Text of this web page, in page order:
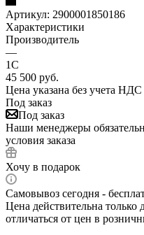
Артикул: 2900001850186
Характеристики
Производитель
—
1С
45 500 руб.
Цена указана без учета НДС
Под заказ
Под заказ
Наши менеджеры
условия заказа
Хочу в подарок
Самовывоз сегодня -
Цена действительна только
отличаться от цен в